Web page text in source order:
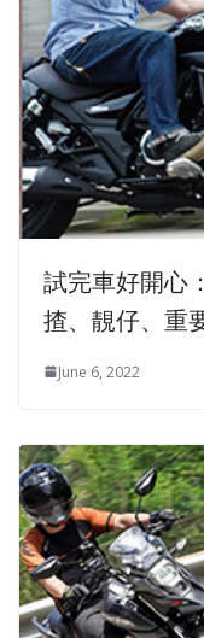
試完車好開心
揸、靚仔、重
June 6, 2022